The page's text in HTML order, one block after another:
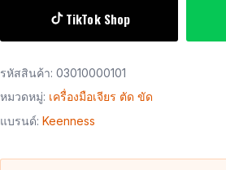
TikTok Shop
รหัสสินค้า: 03010000101
หมวดหมู่: เครื่องมือเจียร ตัด ขัด
แบรนด์: Keenness